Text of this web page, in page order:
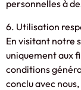
personnelles à
6. Utilisation
En visitant notre
uniquement aux
conditions
conclu avec